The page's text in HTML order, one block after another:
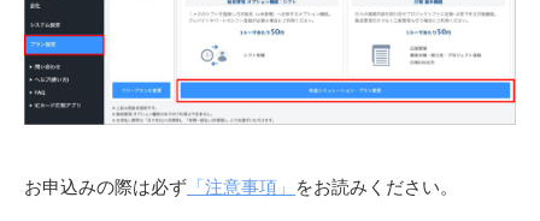
お申込みの際は必ず 「注意事項」 をお読みください。